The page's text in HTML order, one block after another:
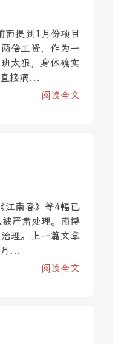
面提到1月份项目
倍工资，作为一
太狠，身体确实
接病...
阅读全文
江南春》等4幅已
严肃处理。南博
理。上一篇文章
...
阅读全文